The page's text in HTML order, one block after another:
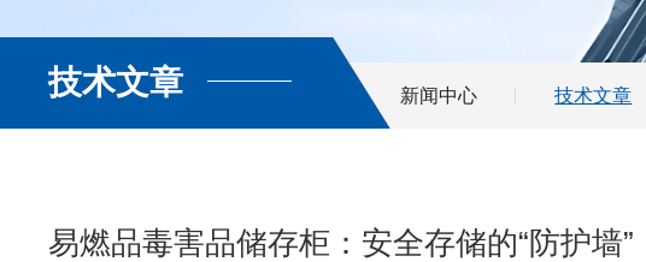
技术文章 新闻中心 技术文章
易燃品毒害品储存柜：安全存储的“防护墙”